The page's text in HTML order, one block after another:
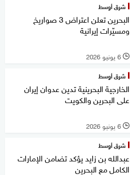
شرق أوسط
البحرين تعلن اعتراض 3 صواريخ
ومسيّرات إيرانية
l 6 يونيو 2026
شرق أوسط
الخارجية البحرينية تدين عدوان إيران
على البحرين والكويت
l 6 يونيو 2026
شرق أوسط
عبدالله بن زايد يؤكد تضامن الإمارات
الكامل مع البحرين